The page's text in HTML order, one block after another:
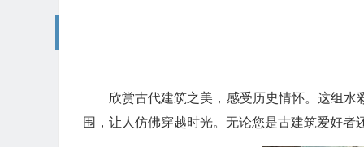
欣赏古代建筑之美，感受历史情怀。这组
围，让人仿佛穿越时光。无论您是古建筑爱好